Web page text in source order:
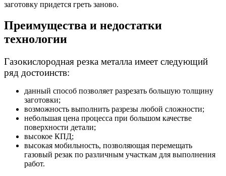
заготовку придется греть заново.
Преимущества и недостатки
технологии
Газокислородная резка металла имеет следующий
ряд достоинств:
данный способ позволяет разрезать большую толщину
заготовки;
возможность выполнить разрезы любой сложности;
небольшая цена процесса при большом качестве
поверхности детали;
высокое КПД;
высокая мобильность, позволяющая перемещать
газовый резак по различным участкам для выполнения
работ.